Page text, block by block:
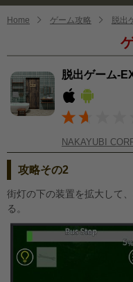
Home ゲーム攻略 脱出
脱出ゲーム-
NAKAYUBI
攻略その2
街灯の下の装置を拡大して
る。